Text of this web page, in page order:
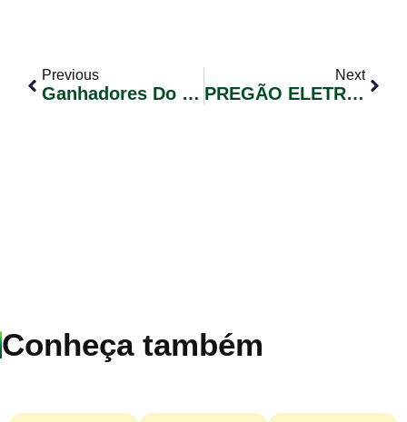
Previous
Ganhadores Do Sorteio Da Nota Fiscal Premiada De Janeiro De 2019
Next
PREGÃO ELETRÔNICO Nº 005/2019 COTA DE 25% EXCLUSIVA PARA ME E EPP
Conheça também